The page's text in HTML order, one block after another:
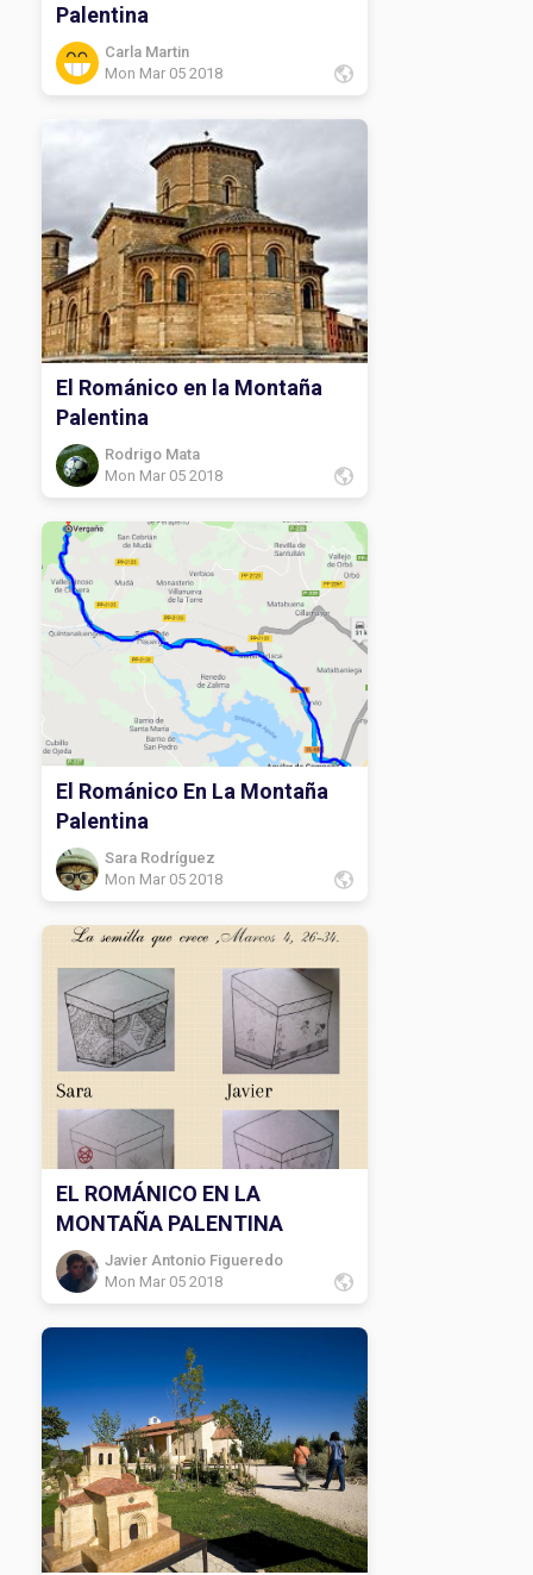
Palentina
Carla Martin
Mon Mar 05 2018
El Románico en la Montaña
Palentina
Rodrigo Mata
Mon Mar 05 2018
El Románico En La Montaña
Palentina
Sara Rodríguez
Mon Mar 05 2018
EL ROMÁNICO EN LA
MONTAÑA PALENTINA
Javier Antonio Figueredo
Mon Mar 05 2018